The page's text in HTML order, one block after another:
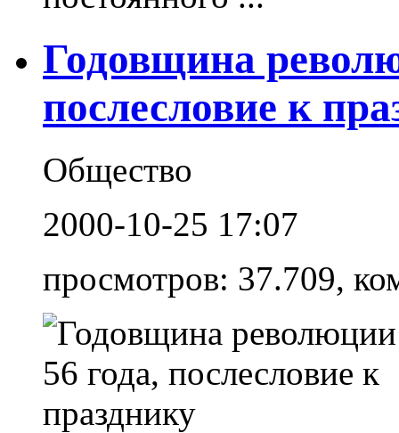
Годовщина
послесловие к
Общество
2000-10-25 17:07
просмотров: 37.709,